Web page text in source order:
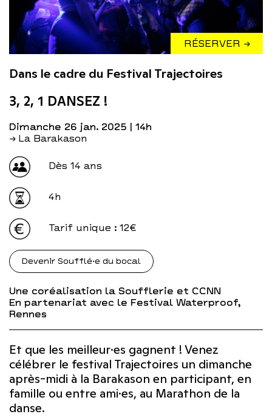
RÉSERVER →
Dans le cadre du Festival Trajectoires
3, 2, 1 DANSEZ !
dimanche 26 jan. 2025 | 14h
→ La Barakason
Dès 14 ans
4h
Tarif unique : 12€
Devenir Soufflé·e du bocal
Une coréalisation la Soufflerie et CCNN
En partenariat avec le Festival Waterproof,
Rennes
Et que les meilleur·es gagnent ! Venez
célébrer le festival Trajectoires un dimanche
après-midi à la Barakason en participant, en
famille ou entre ami·es, au Marathon de la
danse.